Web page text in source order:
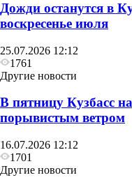
Дожди останутся в
воскресенье июля
25.07.2026 12:12
1761
Другие новости
В пятницу Кузбасс
порывистым ветром
16.07.2026 12:12
1701
Другие новости